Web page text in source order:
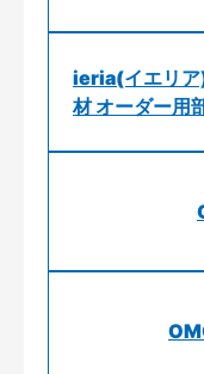
ieria(イエリア
材 オーダー用